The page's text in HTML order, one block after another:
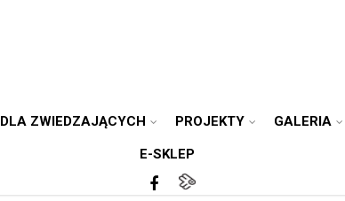
DLA ZWIEDZAJĄCYCH PROJEKTY GALERIA
E-SKLEP